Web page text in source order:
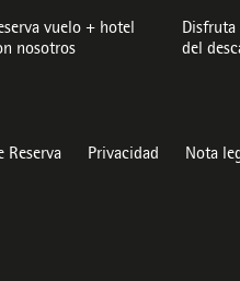
vuelo + hotel
nosotros
del
Reserva Privacidad Nota